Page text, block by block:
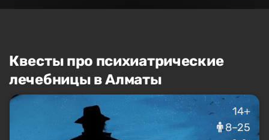
Квесты про психиатрические
лечебницы в Алматы
14+
8–25